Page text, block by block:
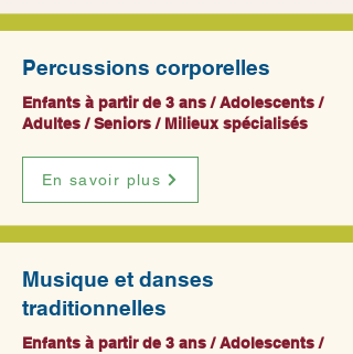
Percussions corporelles
Enfants à partir de 3 ans / Adolescents /
Adultes / Seniors / Milieux spécialisés
En savoir plus
Musique et danses
traditionnelles
Enfants à partir de 3 ans / Adolescents /